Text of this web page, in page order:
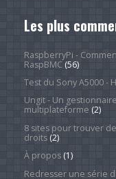
Les plus
RaspberryPi -
RaspBMC(56)
Test du Sony A5000 -
Ungit - Un
multiplateforme (2)
8 sites pour trouver
droits(2)
À propos(1)
Redresser une série